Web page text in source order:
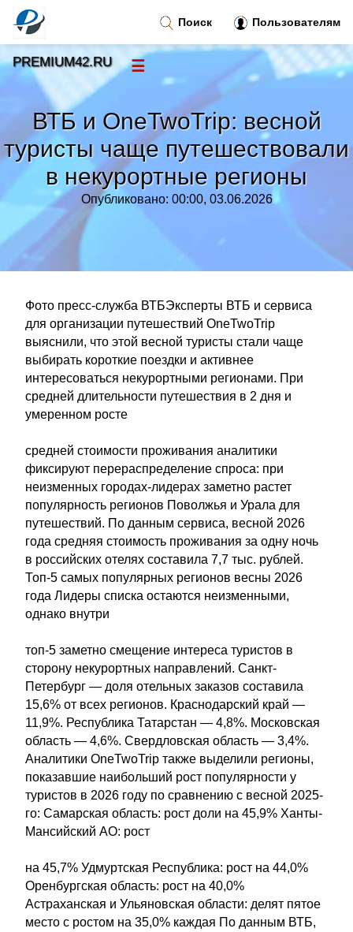
ВТБ и OneTwoTrip: весной
туристы чаще путешествовали
в некурортные регионы
Опубликовано: 00:00, 03.06.2026
Фото пресс-служба ВТБЭксперты ВТБ и сервиса
для организации путешествий OneTwoTrip
выяснили, что этой весной туристы стали чаще
выбирать короткие поездки и активнее
интересоваться некурортными регионами. При
средней длительности путешествия в 2 дня и
умеренном росте
средней стоимости проживания аналитики
фиксируют перераспределение спроса: при
неизменных городах-лидерах заметно растет
популярность регионов Поволжья и Урала для
путешествий. По данным сервиса, весной 2026
года средняя стоимость проживания за одну ночь
в российских отелях составила 7,7 тыс. рублей.
Топ-5 самых популярных регионов весны 2026
года Лидеры списка остаются неизменными,
однако внутри
топ-5 заметно смещение интереса туристов в
сторону некурортных направлений. Санкт-
Петербург — доля отельных заказов составила
15,6% от всех регионов. Краснодарский край —
11,9%. Республика Татарстан — 4,8%. Московская
область — 4,6%. Свердловская область — 3,4%.
Аналитики OneTwoTrip также выделили регионы,
показавшие наибольший рост популярности у
туристов в 2026 году по сравнению с весной 2025-
го: Самарская область: рост доли на 45,9% Ханты-
Мансийский АО: рост
на 45,7% Удмуртская Республика: рост на 44,0%
Оренбургская область: рост на 40,0%
Астраханская и Ульяновская области: делят пятое
место с ростом на 35,0% каждая По данным ВТБ,
Поиск Пользователям
PREMIUM42.RU ☰
Новости
Тренды новостей»
Рубрики»
Правила »
Контакт»